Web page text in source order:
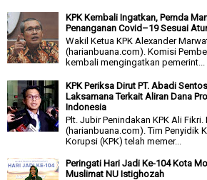
KPK Kembali Ingatkan, Pemda
Penanganan Covid–19 Sesuai
Wakil Ketua KPK Alexander
(harianbuana.com). Komisi
kembali mengingatkan pemerint...
KPK Periksa Dirut PT. Abadi
Laksamana Terkait Aliran Dana
Indonesia
Plt. Jubir Penindakan KPK Ali Fikri.
(harianbuana.com). Tim Penyidik
Korupsi (KPK) telah memer...
Peringati Hari Jadi Ke-104 Kota
Muslimat NU Istighozah